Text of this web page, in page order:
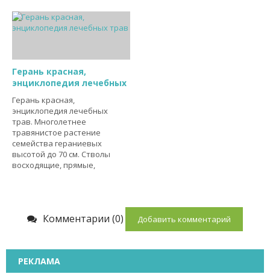
Герань красная,
энциклопедия лечебных
Герань красная,
энциклопедия лечебных
трав. Многолетнее
травянистое растение
семейства гераниевых
высотой до 70 см. Стволы
восходящие, прямые,
Комментарии (0) Добавить комментарий
РЕКЛАМА